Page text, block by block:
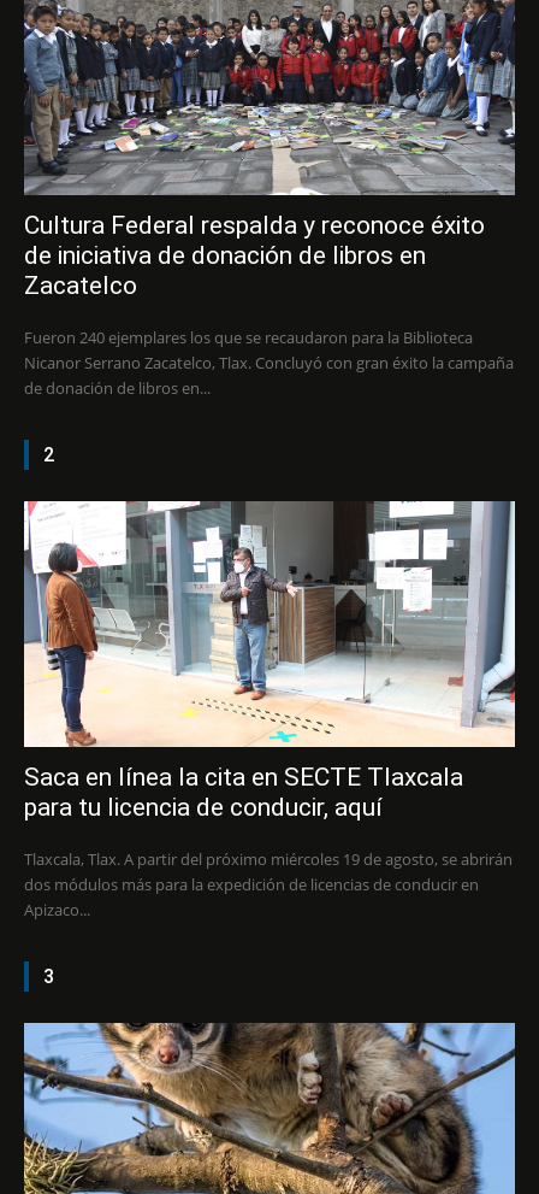
Cultura Federal respalda y reconoce éxito
de iniciativa de donación de libros en
Zacatelco
Fueron 240 ejemplares los que se recaudaron para la Biblioteca
Nicanor Serrano Zacatelco, Tlax. Concluyó con gran éxito la campaña
de donación de libros en...
2
Saca en línea la cita en SECTE Tlaxcala
para tu licencia de conducir, aquí
Tlaxcala, Tlax. A partir del próximo miércoles 19 de agosto, se abrirán
dos módulos más para la expedición de licencias de conducir en
Apizaco...
3